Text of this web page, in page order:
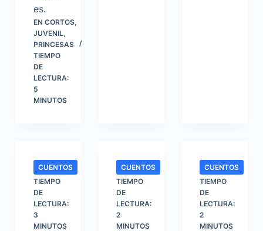
es.
EN CORTOS,
JUVENIL,
PRINCESAS
TIEMPO
DE
LECTURA:
5
MINUTOS
CUENTOS
TIEMPO
DE
LECTURA:
3
MINUTOS
CUENTOS
TIEMPO
DE
LECTURA:
2
MINUTOS
CUENTOS
TIEMPO
DE
LECTURA:
2
MINUTOS